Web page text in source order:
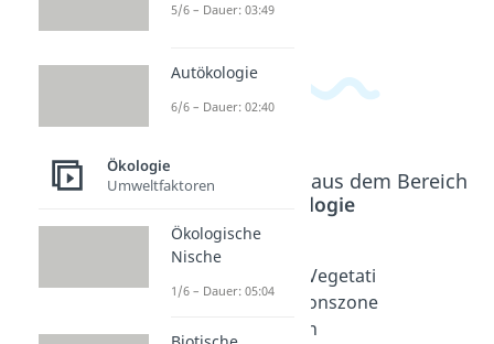
Beliebte Inhalte aus dem Bereich
Ökologie
em See
on
Vegetati
onszone
n
5/6 – Dauer: 03:49
Autökologie
6/6 – Dauer: 02:40
Ökologie
Umweltfaktoren
Ökologische
Nische
1/6 – Dauer: 05:04